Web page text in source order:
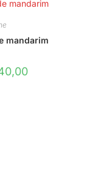
mandarim
O